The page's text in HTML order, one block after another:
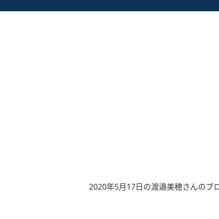
2020年5月17日の渡邉美穂さんのブ